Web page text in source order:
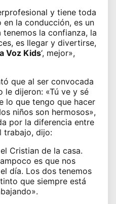
y tiene toda
en la conducción, es un
la confianza, la
es llegar y divertirse,
Voz Kids‘, mejor»,
que al ser convocada
le dijeron: «Tú ve y sé
lo que tengo que hacer
niños son hermosos»,
por la diferencia entre
trabajo, dijo:
Cristian de la casa.
es que nos
día. Los dos tenemos
que siempre está